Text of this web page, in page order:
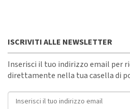
ISCRIVITI ALLE NEWSLETTER
Inserisci il tuo indirizzo email per
direttamente nella tua casella di
Indirizzo email